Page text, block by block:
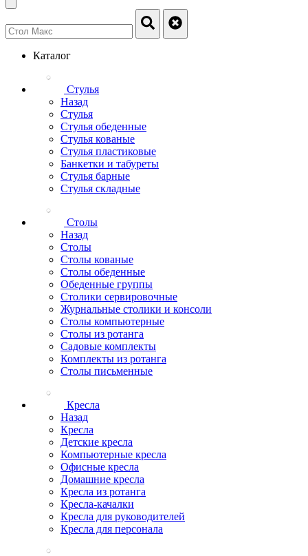
Каталог
Стулья
Назад
Стулья
Стулья обеденные
Стулья кованые
Стулья пластиковые
Банкетки и табуреты
Стулья барные
Стулья складные
Столы
Назад
Столы
Столы кованые
Столы обеденные
Обеденные группы
Столики сервировочные
Журнальные столики и консоли
Столы компьютерные
Столы из ротанга
Садовые комплекты
Комплекты из ротанга
Столы письменные
Кресла
Назад
Кресла
Детские кресла
Компьютерные кресла
Офисные кресла
Домашние кресла
Кресла из ротанга
Кресла-качалки
Кресла для руководителей
Кресла для персонала